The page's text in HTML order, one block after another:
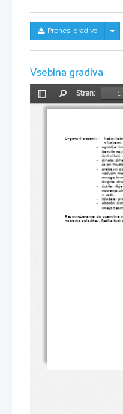
Prenesi gradivo
Vsebina gradiva
Preklopi
stransko
Stran:
Organski sistemi: -    koža:
z
-
ogrodje:
Razvilo se
škržni loki,
-
dihala:
je pri
-
prebavni
vzdušni
mnogo
dvigne,
-
čutila:
notranje
v vodi.
-
izločala:
-
obtočni
Imajo
Razmnoževanje: do osemitve
notranjo oploditev. Redke tudi